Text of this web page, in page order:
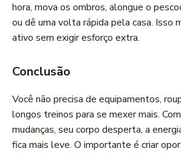
hora, mova os ombros, alongue o
ou dê uma volta rápida pela casa. Isso
ativo sem exigir esforço extra.
Conclusão
Você não precisa de equipamentos,
longos treinos para se mexer mais.
mudanças, seu corpo desperta, a
fica mais leve. O importante é criar